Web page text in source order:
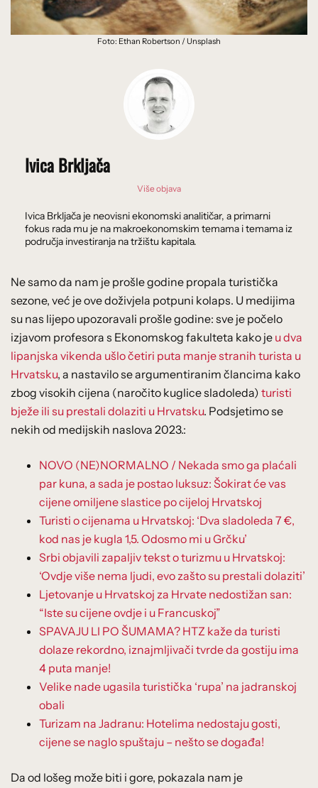
Foto: Ethan Robertson / Unsplash
Ivica Brkljača
Više objava
Ivica Brkljača je neovisni ekonomski analitičar, a primarni
fokus rada mu je na makroekonomskim temama i temama iz
područja investiranja na tržištu kapitala.
Ne samo da nam je prošle godine propala turistička
sezone, već je ove doživjela potpuni kolaps. U medijima
su nas lijepo upozoravali prošle godine: sve je počelo
izjavom profesora s Ekonomskog fakulteta kako je u dva
lipanjska vikenda ušlo četiri puta manje stranih turista u
Hrvatsku, a nastavilo se argumentiranim člancima kako
zbog visokih cijena (naročito kuglice sladoleda) turisti
bježe ili su prestali dolaziti u Hrvatsku. Podsjetimo se
nekih od medijskih naslova 2023.:
NOVO (NE)NORMALNO / Nekada smo ga plaćali
par kuna, a sada je postao luksuz: Šokirat će vas
cijene omiljene slastice po cijeloj Hrvatskoj
Turisti o cijenama u Hrvatskoj: ‘Dva sladoleda 7 €,
kod nas je kugla 1,5. Odosmo mi u Grčku’
Srbi objavili zapaljiv tekst o turizmu u Hrvatskoj:
‘Ovdje više nema ljudi, evo zašto su prestali dolaziti’
Ljetovanje u Hrvatskoj za Hrvate nedostižan san:
“Iste su cijene ovdje i u Francuskoj”
SPAVAJU LI PO ŠUMAMA? HTZ kaže da turisti
dolaze rekordno, iznajmljivači tvrde da gostiju ima
4 puta manje!
Velike nade ugasila turistička ‘rupa’ na jadranskoj
obali
Turizam na Jadranu: Hotelima nedostaju gosti,
cijene se naglo spuštaju – nešto se događa!
Da od lošeg može biti i gore, pokazala nam je